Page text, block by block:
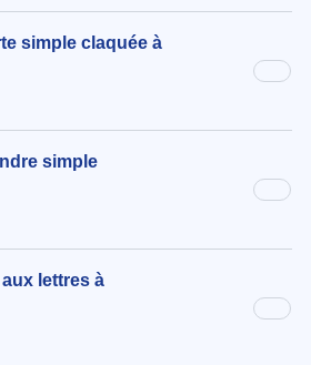
simple claquée à
simple
lettres à